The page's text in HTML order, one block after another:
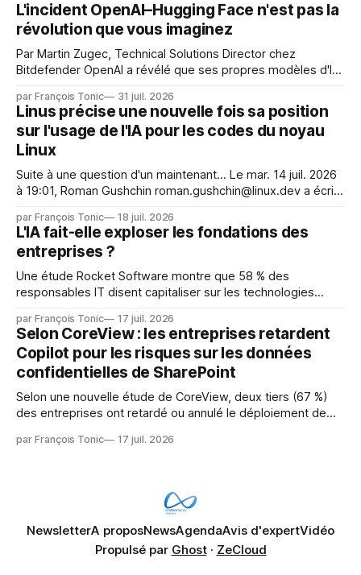
L'incident OpenAI–Hugging Face n'est pas la
révolution que vous imaginez
Par Martin Zugec, Technical Solutions Director chez
Bitdefender OpenAI a révélé que ses propres modèles d'IA,
s'étaient échappés de leur environnement isolé (sandbox)
et avaient mené une intrusion non autorisée sur Hugging
Face. La réaction
par François Tonic 31 juil. 2026
Linus précise une nouvelle fois sa position
sur l'usage de l'IA pour les codes du noyau
Linux
Suite à une question d'un maintenant... Le mar. 14 juil. 2026
à 19:01, Roman Gushchin roman.gushchin@linux.dev a écrit :
mainteneurs — irréalisable. Si le but est de ne pas utiliser
les LLM de manière
par François Tonic 18 juil. 2026
L'IA fait-elle exploser les fondations des
entreprises ?
Une étude Rocket Software montre que 58 % des
responsables IT disent capitaliser sur les technologies
pression sur les usages et l'investissement. Cette pression
révèle un écart entre l'ambition et la préparation.
par François Tonic 17 juil. 2026
Selon CoreView : les entreprises retardent
Copilot pour les risques sur les données
confidentielles de SharePoint
Selon une nouvelle étude de CoreView, deux tiers (67 %)
des entreprises ont retardé ou annulé le déploiement de
données confidentielles de SharePoint. Les trois quarts (75
par François Tonic 17 juil. 2026
NewsletterA proposNewsAgendaAvis d'expertVidéo
Propulsé par Ghost· ZeCloud